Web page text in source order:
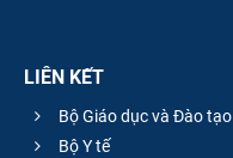
LIÊN KẾT
Bộ Giáo dục và Đào tạo
Bộ Y tế